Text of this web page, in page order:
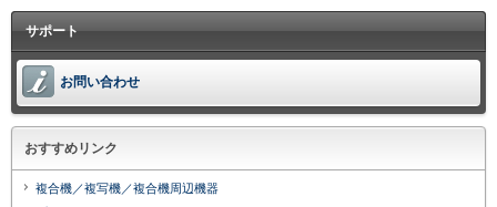
サポート
お問い合わせ
おすすめリンク
複合機／複写機／複合機周辺機器